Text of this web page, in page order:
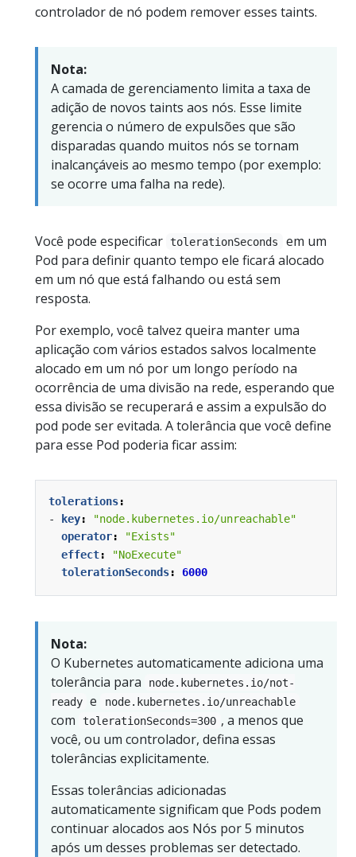
controlador de nó podem remover esses taints.
Nota:
A camada de gerenciamento limita a taxa de
adição de novos taints aos nós. Esse limite
gerencia o número de expulsões que são
disparadas quando muitos nós se tornam
inalcançáveis ao mesmo tempo (por exemplo:
se ocorre uma falha na rede).
Você pode especificar tolerationSeconds
em um
Pod para definir quanto tempo ele ficará alocado
em um nó que está falhando ou está sem
resposta.
Por exemplo, você talvez queira manter uma
aplicação com vários estados salvos localmente
alocado em um nó por um longo período na
ocorrência de uma divisão na rede, esperando que
essa divisão se recuperará e assim a expulsão do
pod pode ser evitada. A tolerância que você define
para esse Pod poderia ficar assim:
tolerations:
-
key:
"node.kubernetes.io/unreachable"
operator:
"Exists"
effect:
"NoExecute"
tolerationSeconds: 6000
Nota:
O Kubernetes automaticamente adiciona uma
tolerância para
node.kubernetes.io/not-
ready e node.kubernetes.io/unreachable
com tolerationSeconds=300 , a menos que
você, ou um controlador, defina essas
tolerâncias explicitamente.
Essas tolerâncias adicionadas
automaticamente significam que Pods podem
continuar alocados aos Nós por 5 minutos
após um desses problemas ser detectado.